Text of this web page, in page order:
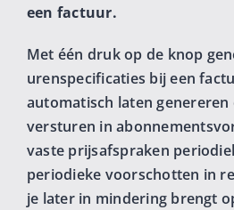
een factuur.
Met één druk op de knop
urenspecificaties bij een
automatisch laten genereren
versturen in
vaste prijsafspraken
periodieke voorschotten in
je later in mindering brengt